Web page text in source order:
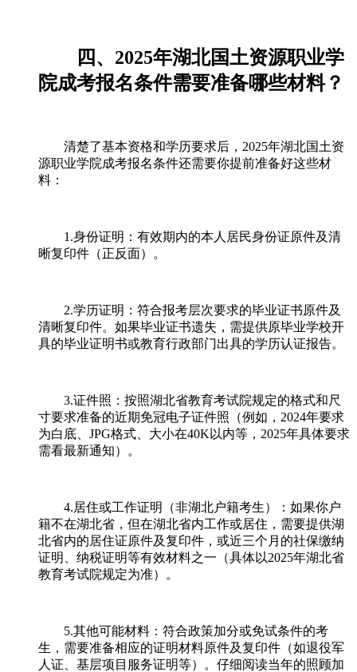
四、2025年湖北国土资源职业学
院成考报名条件需要准备哪些材料？
清楚了基本资格和学历要求后，2025年湖北国土资
源职业学院成考报名条件还需要你提前准备好这些材
料：
1.身份证明：有效期内的本人居民身份证原件及清
晰复印件（正反面）。
2.学历证明：符合报考层次要求的毕业证书原件及
清晰复印件。如果毕业证书遗失，需提供原毕业学校开
具的毕业证明书或教育行政部门出具的学历认证报告。
3.证件照：按照湖北省教育考试院规定的格式和尺
寸要求准备的近期免冠电子证件照（例如，2024年要求
为白底、JPG格式、大小在40K以内等，2025年具体要求
需看最新通知）。
4.居住或工作证明（非湖北户籍考生）：如果你户
籍不在湖北省，但在湖北省内工作或居住，需要提供湖
北省内的居住证原件及复印件，或近三个月的社保缴纳
证明、纳税证明等有效材料之一（具体以2025年湖北省
教育考试院规定为准）。
5.其他可能材料：符合政策加分或免试条件的考
生，需要准备相应的证明材料原件及复印件（如退役军
人证、基层项目服务证明等）。仔细阅读当年的照顾加